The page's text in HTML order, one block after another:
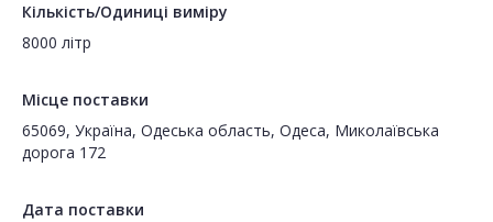
Кількість/Одиниці виміру
8000 літр
Місце поставки
65069, Україна, Одеська область, Одеса, Миколаївська
дорога 172
Дата поставки